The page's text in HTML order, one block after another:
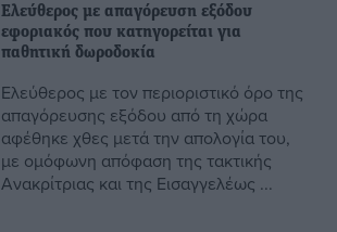
Ελεύθερος με απαγόρευση εξόδου
εφοριακός που κατηγορείται για
παθητική δωροδοκία
Ελεύθερος με τον περιοριστικό όρο της
απαγόρευσης εξόδου από τη χώρα
αφέθηκε χθες μετά την απολογία του,
με ομόφωνη απόφαση της τακτικής
Ανακρίτριας και της Εισαγγελέως ...